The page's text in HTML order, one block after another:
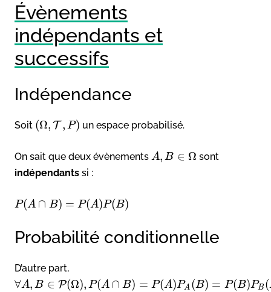
Évènements
indépendants et
successifs
Indépendance
Soit (Ω, T , P) un espace probabilisé.
On sait que deux évènements A, B ∈ Ω sont
indépendants si :
P(A ∩ B) = P(A)P(B)
Probabilité conditionnelle
D’autre part,
∀A, B ∈ P(Ω), P(A ∩ B) = P(A)PA (B) = P(B)PB (